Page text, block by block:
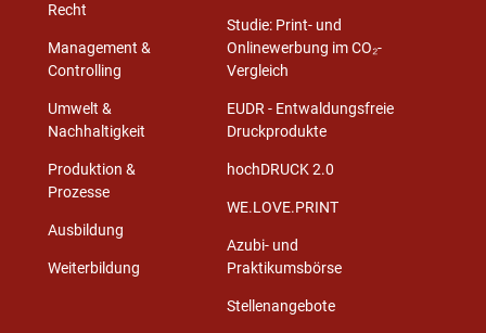
Recht
Management &
Controlling
Umwelt &
Nachhaltigkeit
Produktion &
Prozesse
Ausbildung
Weiterbildung
Studie: Print- und
Onlinewerbung im CO₂-
Vergleich
EUDR - Entwaldungsfreie
Druckprodukte
hochDRUCK 2.0
WE.LOVE.PRINT
Azubi- und
Praktikumsbörse
Stellenangebote